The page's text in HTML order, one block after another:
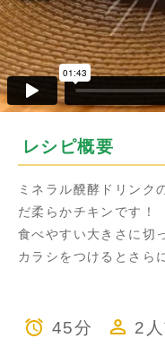
レシピ概要
ミネラル醗酵ドリンク
だ柔らかチキンです！
食べやすい大きさに切
カラシをつけるとさら
45分 2